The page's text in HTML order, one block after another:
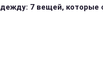
7 вещей, которые